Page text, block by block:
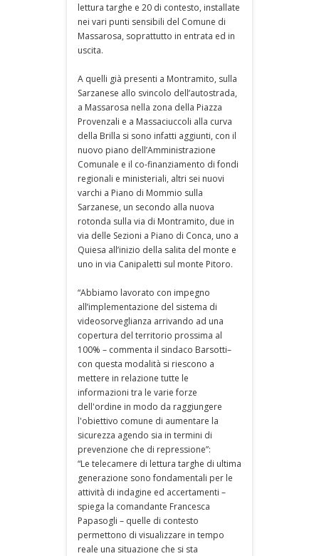
lettura targhe e 20 di contesto, installate
nei vari punti sensibili del Comune di
Massarosa, soprattutto in entrata ed in
uscita.
A quelli già presenti a Montramito, sulla
Sarzanese allo svincolo dell’autostrada,
a Massarosa nella zona della Piazza
Provenzali e a Massaciuccoli alla curva
della Brilla si sono infatti aggiunti, con il
nuovo piano dell’Amministrazione
Comunale e il co-finanziamento di fondi
regionali e ministeriali, altri sei nuovi
varchi a Piano di Mommio sulla
Sarzanese, un secondo alla nuova
rotonda sulla via di Montramito, due in
via delle Sezioni a Piano di Conca, uno a
Quiesa all’inizio della salita del monte e
uno in via Canipaletti sul monte Pitoro.
“Abbiamo lavorato con impegno
all’implementazione del sistema di
videosorveglianza arrivando ad una
copertura del territorio prossima al
100% – commenta il sindaco Barsotti–
con questa modalità si riescono a
mettere in relazione tutte le
informazioni tra le varie forze
dell'ordine in modo da raggiungere
l'obiettivo comune di aumentare la
sicurezza agendo sia in termini di
prevenzione che di repressione”:
“Le telecamere di lettura targhe di ultima
generazione sono fondamentali per le
attività di indagine ed accertamenti –
spiega la comandante Francesca
Papasogli – quelle di contesto
permettono di visualizzare in tempo
reale una situazione che si sta